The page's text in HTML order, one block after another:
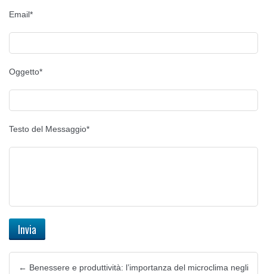
Email*
Oggetto*
Testo del Messaggio*
← Benessere e produttività: l’importanza del microclima negli